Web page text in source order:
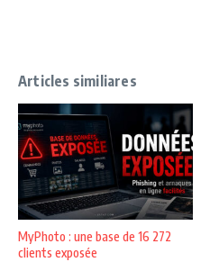
Articles similiares
MyPhoto : une base de 16 272
clients exposée